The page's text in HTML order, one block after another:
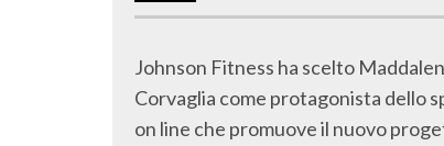
Johnson Fitness ha scelto
Corvaglia come protagonista dello
on line che promuove il nuovo